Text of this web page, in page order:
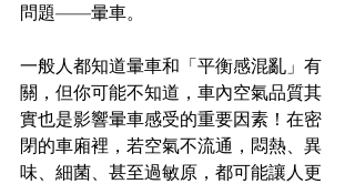
問題——暈車。
一般人都知道暈車和「平衡感混亂」有
關，但你可能不知道，車內空氣品質其
實也是影響暈車感受的重要因素！在密
閉的車廂裡，若空氣不流通，悶熱、異
味、細菌、甚至過敏原，都可能讓人更